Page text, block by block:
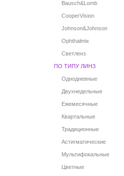
Bausch&Lomb
CooperVision
Johnson&Johnson
Ophthalmix
Светленз
ПО ТИПУ ЛИНЗ
Однодневные
Двухнедельные
Ежемесячные
Квартальные
Традиционные
Астигматические
Мультифокальные
Цветные